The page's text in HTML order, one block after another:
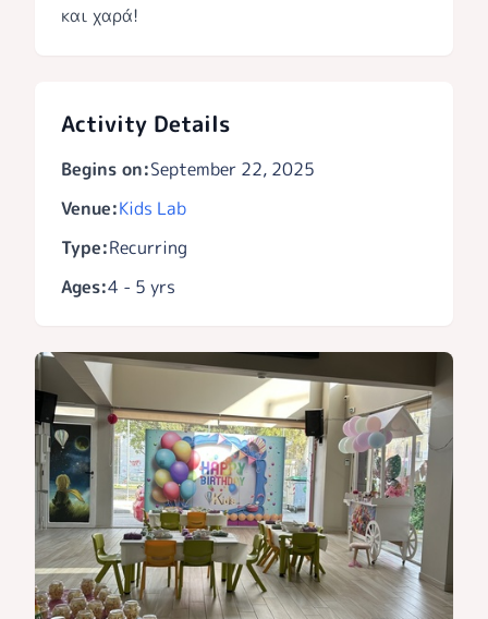
και χαρά!
Activity Details
Begins on:September 22, 2025
Venue:Kids Lab
Type:Recurring
Ages:4 - 5 yrs